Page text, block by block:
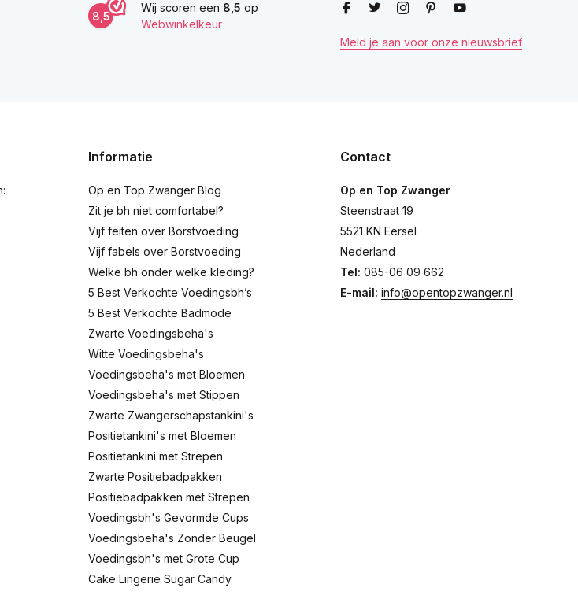
8,5
Wij scoren een 8,5 op
Webwinkelkeur
Meld je aan voor onze nieuwsbrief
Informatie
Op en Top Zwanger Blog
Zit je bh niet comfortabel?
Vijf feiten over Borstvoeding
Vijf fabels over Borstvoeding
Welke bh onder welke kleding?
5 Best Verkochte Voedingsbh’s
5 Best Verkochte Badmode
Zwarte Voedingsbeha's
Witte Voedingsbeha's
Voedingsbeha's met Bloemen
Voedingsbeha's met Stippen
Zwarte Zwangerschapstankini's
Positietankini's met Bloemen
Positietankini met Strepen
Zwarte Positiebadpakken
Positiebadpakken met Strepen
Voedingsbh's Gevormde Cups
Voedingsbeha's Zonder Beugel
Voedingsbh's met Grote Cup
Cake Lingerie Sugar Candy
Contact
Op en Top Zwanger
Steenstraat 19
5521 KN Eersel
Nederland
Tel: 085-06 09 662
E-mail: info@opentopzwanger.nl